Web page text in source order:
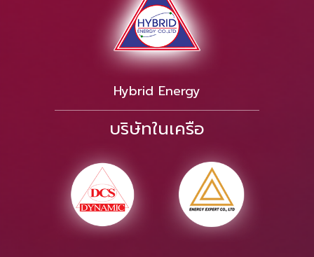
Hybrid Energy
บริษัทในเครือ